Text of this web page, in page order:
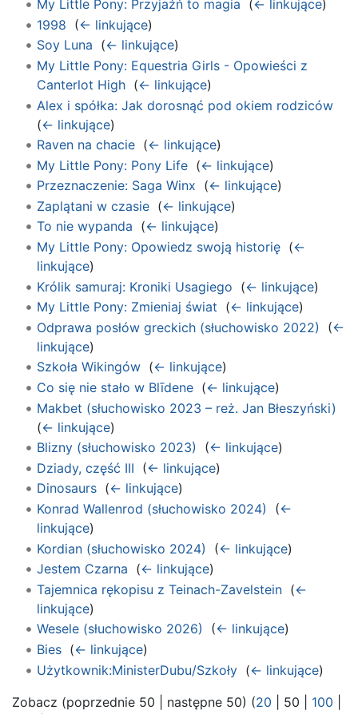
My Little Pony: Przyjaźń to magia (← linkujące)
1998 (← linkujące)
Soy Luna (← linkujące)
My Little Pony: Equestria Girls - Opowieści z
Canterlot High‎ (← linkujące)
Alex i spółka: Jak dorosnąć pod okiem rodziców‎
(← linkujące)
Raven na chacie‎ (← linkujące)
My Little Pony: Pony Life‎ (← linkujące)
Przeznaczenie: Saga Winx (← linkujące)
Zaplątani w czasie‎ (← linkujące)
To nie wypanda (← linkujące)
My Little Pony: Opowiedz swoją historię‎ (←
linkujące)
Królik samuraj: Kroniki Usagiego (← linkujące)
My Little Pony: Zmieniaj świat (← linkujące)
Odprawa posłów greckich (słuchowisko 2022)
(←
linkujące)
Szkoła Wikingów‎ (← linkujące)
Co się nie stało w Blīdene‎ (← linkujące)
Makbet (słuchowisko 2023 – reż. Jan Błeszyński)
(← linkujące)
Blizny (słuchowisko 2023)
(← linkujące)
Dziady, część III (← linkujące)
Dinosaurs‎ (← linkujące)
Konrad Wallenrod (słuchowisko 2024)
(←
linkujące)
Kordian (słuchowisko 2024)
(← linkujące)
Jestem Czarna (← linkujące)
Tajemnica rękopisu z Teinach-Zavelstein‎ (←
linkujące)
Wesele (słuchowisko 2026)
(← linkujące)
Bies‎ (← linkujące)
Użytkownik:MinisterDubu/Szkoły‎ (← linkujące)
Zobacz (poprzednie 50 następne 50) (20 50 100